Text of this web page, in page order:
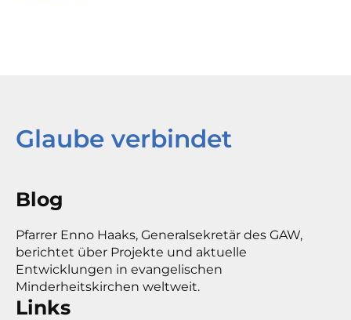
Glaube verbindet
Blog
Pfarrer Enno Haaks, Generalsekretär des GAW,
berichtet über Projekte und aktuelle
Entwicklungen in evangelischen
Minderheitskirchen weltweit.
Links